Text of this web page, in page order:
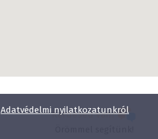
Adatvédelmi nyilatkozatunkról
Kérdésed van?